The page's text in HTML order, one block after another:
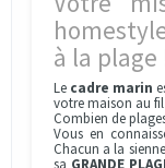
à la plage
Le cadre marin
votre maison au fil
Combien de
Vous en
Chacun a la
sa GRANDE